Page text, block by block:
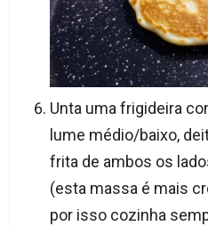
Unta uma frigideira
lume médio/baixo,
frita de ambos os
(esta massa é mais
por isso cozinha